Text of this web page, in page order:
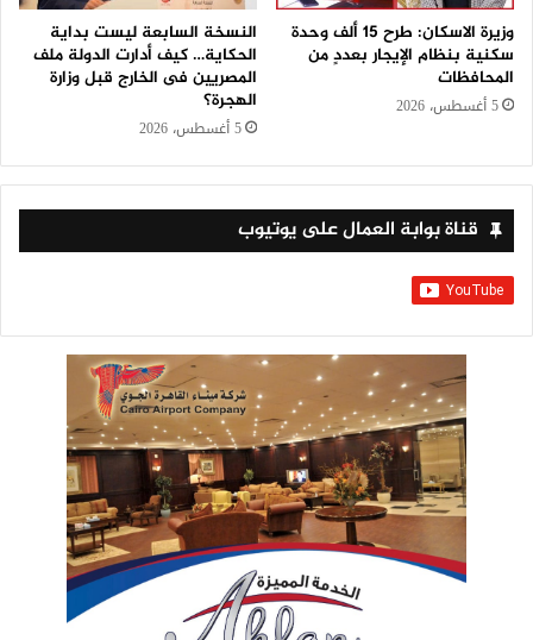
وزيرة الاسكان: طرح 15 ألف وحدة
سكنية بنظام الإيجار بعددٍ من
المحافظات
5 أغسطس، 2026
النسخة السابعة ليست بداية
الحكاية… كيف أدارت الدولة ملف
المصريين فى الخارج قبل وزارة
الهجرة؟
5 أغسطس، 2026
قناة بوابة العمال على يوتيوب